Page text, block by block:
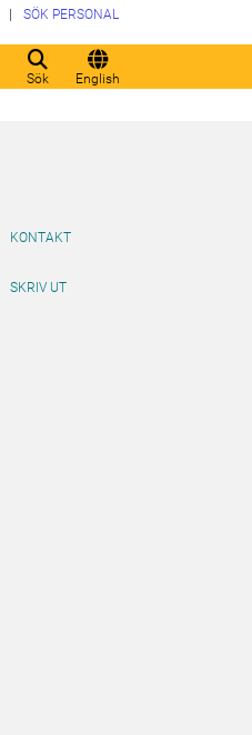
Sök English
SÖK PERSONAL
KONTAKT
SKRIV UT